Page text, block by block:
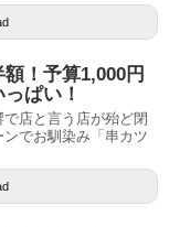
！予算1,000円
ぱい！
店と言う店が殆ど閉
でお馴染み「串カツ